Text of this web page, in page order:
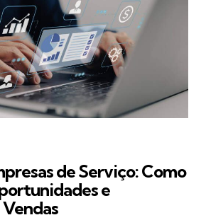
de Serviço: Como
e